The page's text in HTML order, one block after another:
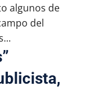
algunos de
del